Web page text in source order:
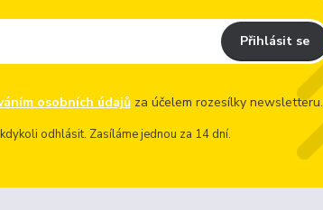
Přihlásit se
osobních údajůza účelem rozesílky newsletteru.
odhlásit. Zasíláme jednou za 14 dní.